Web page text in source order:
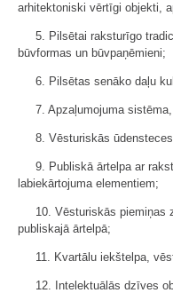
arhitektoniski vērtīgi objekti,
5. Pilsētai raksturīgo
būvformas un būvpaņēmieni;
6. Pilsētas senāko daļu
7. Apzaļumojuma
8. Vēsturiskās
9. Publiskā ārtelpa ar
labiekārtojuma elementiem;
10. Vēsturiskās piemiņas
publiskajā ārtelpā;
11. Kvartālu iekštelpa,
12. Intelektuālās dzīves